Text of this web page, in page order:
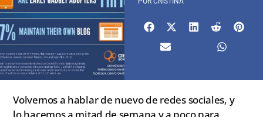
Volvemos a hablar de nuevo de redes sociales, y
lo hacemos a mitad de semana y a poco para